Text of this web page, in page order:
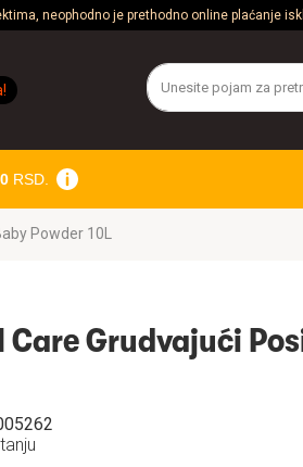
neophodno je prethodno online plaćanje
RSD.
Powder 10L
Grudvajući